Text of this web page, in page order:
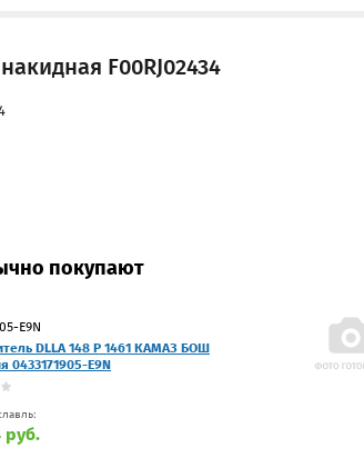
F00RJ02434
покупают
E9N
DLLA 148 P 1461 КАМАЗ БОШ
0433171905-E9N
руб.